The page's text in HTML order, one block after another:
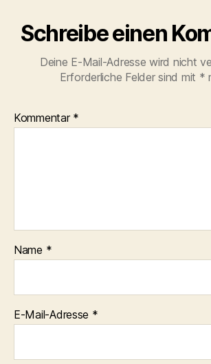
Schreibe einen
Deine E-Mail-Adresse wird nicht
Erforderliche Felder sind mit *
Kommentar *
Name *
E-Mail-Adresse *